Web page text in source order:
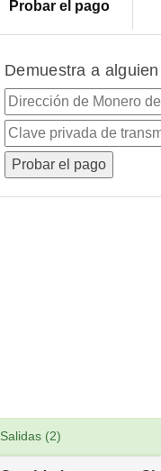
Probar el pago
Demuestra a
Salidas (2)